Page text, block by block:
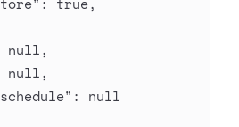
null,
null,
: null